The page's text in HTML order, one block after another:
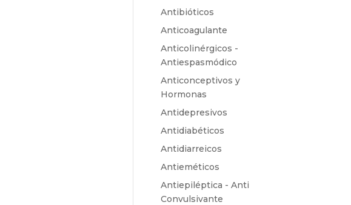
Antibióticos
Anticoagulante
Anticolinérgicos -
Antiespasmódico
Anticonceptivos y
Hormonas
Antidepresivos
Antidiabéticos
Antidiarreicos
Antieméticos
Antiepiléptica - Anti
Convulsivante